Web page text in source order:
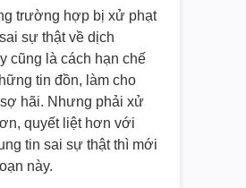
trường hợp bị xử phạt
sự thật về dịch
cũng là cách hạn chế
tin đồn, làm cho
hãi. Nhưng phải xử
quyết liệt hơn với
tin sai sự thật thì mới
này.